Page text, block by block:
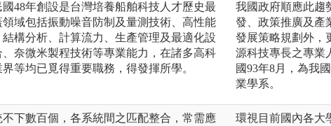
48年創設是台灣培養船舶科技人才歷史最
域包括振動噪音防制及量測技術、高性能
構分析、計算流力、生產管理及最適化設
奈微米製程技術等專業能力，在諸多高科
等均已覓得重要職務，得發揮所學。
我國政府順應此趨
發、政策推廣及產
發展策略規劃外，
源科技專長之專業
國93年8月，為我
業學系。
下數百個，各系統間之匹配整合，常需應
環視目前國內各大